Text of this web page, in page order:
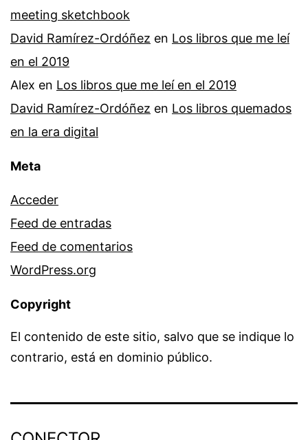
meeting sketchbook
David Ramírez-Ordóñez en Los libros que me leí
en el 2019
Alex en Los libros que me leí en el 2019
David Ramírez-Ordóñez en Los libros quemados
en la era digital
Meta
Acceder
Feed de entradas
Feed de comentarios
WordPress.org
Copyright
El contenido de este sitio, salvo que se indique lo
contrario, está en dominio público.